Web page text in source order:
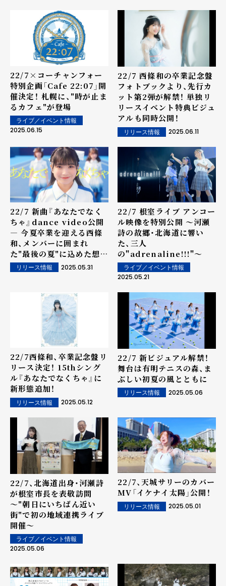
22/7×コーチャンフォー
特別企画「Cafe 22:07」開
催決定！ 札幌に、"時が止ま
るカフェ"が登場
ライブ／イベント情報
2025.06.15
22/7 西條和の卒業記念盤
フォトブックより、先行カ
ット第2弾が解禁！ 単独リ
リースイベント特典ビジュ
アルも同時公開！
リリース情報 2025.06.11
22/7 新曲『あなたでなく
ちゃ』dance video公開
― 今夏卒業を迎える西條
和、メンバーに囲まれ
た"最後の夏"に込めた想い
―リリース情報 2025.05.31
22/7 根室ライブ アンコー
ル映像を特別公開 ～河瀬
詩の故郷・北海道に響い
た、三人
の"adrenaline!!!"～
ライブ／イベント情報
2025.05.21
22/7西條和、卒業記念盤リ
リース決定！ 15thシング
ル『あなたでなくちゃ』に
新形態追加！
リリース情報 2025.05.12
22/7 新ビジュアル解禁！
舞台は有明テニスの森、ま
ぶしい初夏の風とともに
リリース情報 2025.05.06
22/7、北海道出身・河瀬詩
が根室市長を表敬訪問
～"朝日にいちばん近い
街"で初の地域連携ライブ
開催～
ライブ／イベント情報
2025.05.06
22/7、天城サリーのカバー
MV「イケナイ太陽」公開！
リリース情報 2025.05.01